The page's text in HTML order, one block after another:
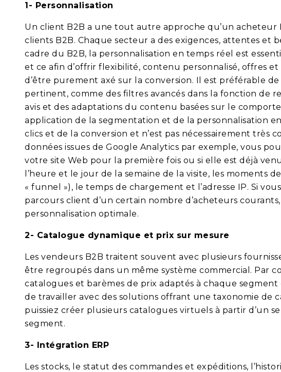
1- Personnalisation
Un client B2B a une tout autre approche qu’un acheteur
clients B2B. Chaque secteur a des exigences, attentes et
cadre du B2B, la personnalisation en temps réel est
et ce afin d’offrir flexibilité, contenu personnalisé, offres et
d’être purement axé sur la conversion. Il est préférable
pertinent, comme des filtres avancés dans la fonction de
avis et des adaptations du contenu basées sur le
application de la segmentation et de la personnalisation
clics et de la conversion et n’est pas nécessairement très
données issues de Google Analytics par exemple, vous
votre site Web pour la première fois ou si elle est déjà
l’heure et le jour de la semaine de la visite, les moments
« funnel »), le temps de chargement et l’adresse IP. Si
parcours client d’un certain nombre d’acheteurs
personnalisation optimale.
2- Catalogue dynamique et prix sur mesure
Les vendeurs B2B traitent souvent avec plusieurs
être regroupés dans un même système commercial. Par
catalogues et barèmes de prix adaptés à chaque
de travailler avec des solutions offrant une taxonomie de
puissiez créer plusieurs catalogues virtuels à partir d’un
segment.
3- Intégration ERP
Les stocks, le statut des commandes et expéditions,